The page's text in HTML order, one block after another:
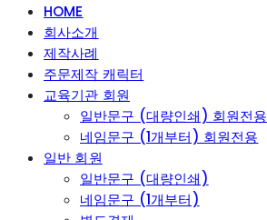
HOME
회사소개
제작사례
주문제작 캐릭터
교육기관 회원
일반문구 (대량인쇄) 회원전용
네임문구 (1개부터) 회원전용
일반 회원
일반문구 (대량인쇄)
네임문구 (1개부터)